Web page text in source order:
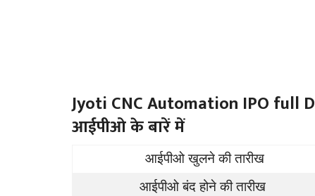
Jyoti CNC Automation IPO full
आईपीओ के बारें में
आईपीओ खुलने की तारीख
आईपीओ बंद होने की तारीख